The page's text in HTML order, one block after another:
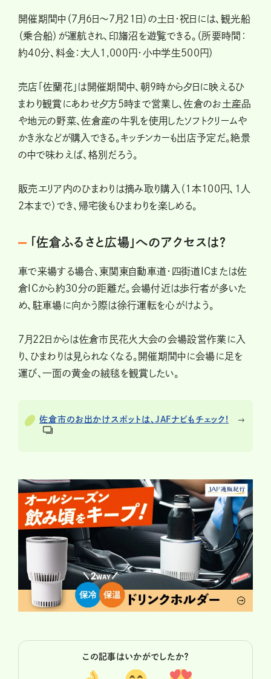
開催期間中（7月6日～7月21日）の土日・祝日には、観光船
（乗合船）が運航され、印旛沼を遊覧できる。（所要時間：
約40分、料金：大人1,000円・小中学生500円）
売店「佐蘭花」は開催期間中、朝9時から夕日に映えるひ
まわり観賞にあわせ夕方5時まで営業し、佐倉のお土産品
や地元の野菜、佐倉産の牛乳を使用したソフトクリームや
かき氷などが購入できる。キッチンカーも出店予定だ。絶景
の中で味わえば、格別だろう。
販売エリア内のひまわりは摘み取り購入（1本100円、1人
2本まで）でき、帰宅後もひまわりを楽しめる。
「佐倉ふるさと広場」へのアクセスは？
車で来場する場合、東関東自動車道・四街道ICまたは佐
倉ICから約30分の距離だ。会場付近は歩行者が多いた
め、駐車場に向かう際は徐行運転を心がけよう。
7月22日からは佐倉市民花火大会の会場設営作業に入
り、ひまわりは見られなくなる。開催期間中に会場に足を
運び、一面の黄金の絨毯を観賞したい。
佐倉市のお出かけスポットは、JAFナビもチェック!
この記事はいかがでしたか？